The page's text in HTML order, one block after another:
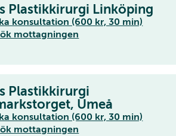
Plastikkirurgi Linköping
konsultation (600 kr, 30 min)
mottagningen
Plastikkirurgi
Umeå
konsultation (600 kr, 30 min)
mottagningen